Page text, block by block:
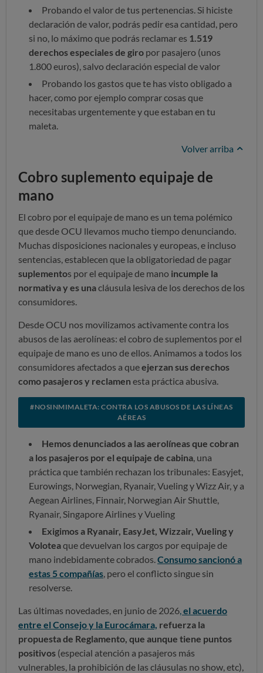
Probando el valor de tus pertenencias. Si hiciste
declaración de valor, podrás pedir esa cantidad, pero
si no, lo máximo que podrás reclamar es 1.519
derechos especiales de giro por pasajero (unos
1.800 euros), salvo declaración especial de valor
Probando los gastos que te has visto obligado a
hacer, como por ejemplo comprar cosas que
necesitabas urgentemente y que estaban en tu
maleta.
Volver arriba
Cobro suplemento equipaje de
mano
El cobro por el equipaje de mano es un tema polémico
que desde OCU llevamos mucho tiempo denunciando.
Muchas disposiciones nacionales y europeas, e incluso
sentencias, establecen que la obligatoriedad de pagar
suplementos por el equipaje de mano incumple la
normativa y es unacláusula lesiva de los derechos de los
consumidores.
Desde OCU nos movilizamos activamente contra los
abusos de las aerolíneas: el cobro de suplementos por el
equipaje de mano es uno de ellos. Animamos a todos los
consumidores afectados a queejerzan sus derechos
como pasajeros y reclamen esta práctica abusiva.
#NOSINMIMALETA: CONTRA LOS ABUSOS DE LAS LÍNEAS
AÉREAS
Hemos denunciados a las aerolíneas que cobran
a los pasajeros por el equipaje de cabina , una
práctica que también rechazan los tribunales: Easyjet,
Eurowings, Norwegian, Ryanair, Vueling y Wizz Air, y a
Aegean Airlines, Finnair, Norwegian Air Shuttle,
Ryanair, Singapore Airlines y Vueling
Exigimos a Ryanair, EasyJet, Wizzair, Vueling y
Voloteaque devuelvan los cargos por equipaje de
mano indebidamente cobrados. Consumo sancionó a
estas 5 compañías , pero el conflicto singue sin
resolverse.
Las últimas novedades, en junio de 2026 el acuerdo
entre el Consejo y la Eurocámara, refuerza la
propuesta de Reglamento, que aunque tiene puntos
positivos (especial atención a pasajeros más
vulnerables, la prohibición de las cláusulas no show, etc),